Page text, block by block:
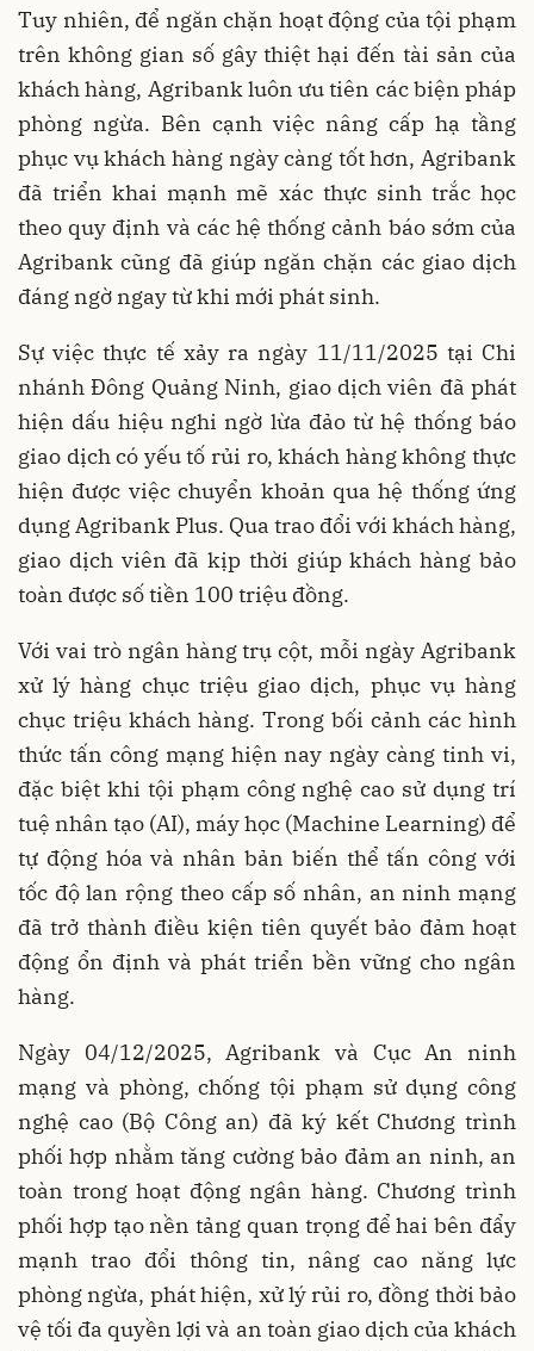
Tuy nhiên, để ngăn chặn hoạt động của tội phạm
trên không gian số gây thiệt hại đến tài sản của
khách hàng, Agribank luôn ưu tiên các biện pháp
phòng ngừa. Bên cạnh việc nâng cấp hạ tầng
phục vụ khách hàng ngày càng tốt hơn, Agribank
đã triển khai mạnh mẽ xác thực sinh trắc học
theo quy định và các hệ thống cảnh báo sớm của
Agribank cũng đã giúp ngăn chặn các giao dịch
đáng ngờ ngay từ khi mới phát sinh.
Sự việc thực tế xảy ra ngày 11/11/2025 tại Chi
nhánh Đông Quảng Ninh, giao dịch viên đã phát
hiện dấu hiệu nghi ngờ lừa đảo từ hệ thống báo
giao dịch có yếu tố rủi ro, khách hàng không thực
hiện được việc chuyển khoản qua hệ thống ứng
dụng Agribank Plus. Qua trao đổi với khách hàng,
giao dịch viên đã kịp thời giúp khách hàng bảo
toàn được số tiền 100 triệu đồng.
Với vai trò ngân hàng trụ cột, mỗi ngày Agribank
xử lý hàng chục triệu giao dịch, phục vụ hàng
chục triệu khách hàng. Trong bối cảnh các hình
thức tấn công mạng hiện nay ngày càng tinh vi,
đặc biệt khi tội phạm công nghệ cao sử dụng trí
tuệ nhân tạo (AI), máy học (Machine Learning) để
tự động hóa và nhân bản biến thể tấn công với
tốc độ lan rộng theo cấp số nhân, an ninh mạng
đã trở thành điều kiện tiên quyết bảo đảm hoạt
động ổn định và phát triển bền vững cho ngân
hàng.
Ngày 04/12/2025, Agribank và Cục An ninh
mạng và phòng, chống tội phạm sử dụng công
nghệ cao (Bộ Công an) đã ký kết Chương trình
phối hợp nhằm tăng cường bảo đảm an ninh, an
toàn trong hoạt động ngân hàng. Chương trình
phối hợp tạo nền tảng quan trọng để hai bên đẩy
mạnh trao đổi thông tin, nâng cao năng lực
phòng ngừa, phát hiện, xử lý rủi ro, đồng thời bảo
vệ tối đa quyền lợi và an toàn giao dịch của khách